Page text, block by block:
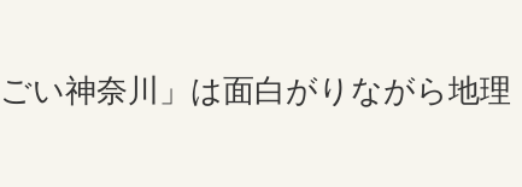
い神奈川」は面白がりながら地理